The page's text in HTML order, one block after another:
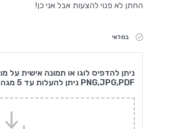
החתן לא פנוי להצעות אבל אני כן!
במלאי
ניתן להדפיס לוגו או תמונה אישית על
PNG,JPG,PDF ניתן להעלות עד 5 מגה בייט